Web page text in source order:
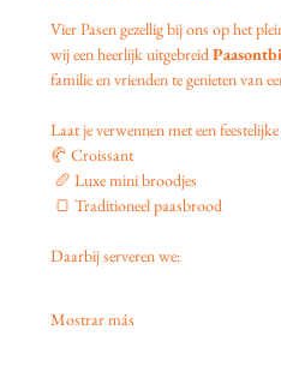
Vier Pasen gezellig bij ons op het
wij een heerlijk uitgebreid
familie en vrienden te genieten van
Laat je verwennen met een
🥐 Croissant
🥖 Luxe mini broodjes
🍞 Traditioneel paasbrood
Daarbij serveren we:
Mostrar más